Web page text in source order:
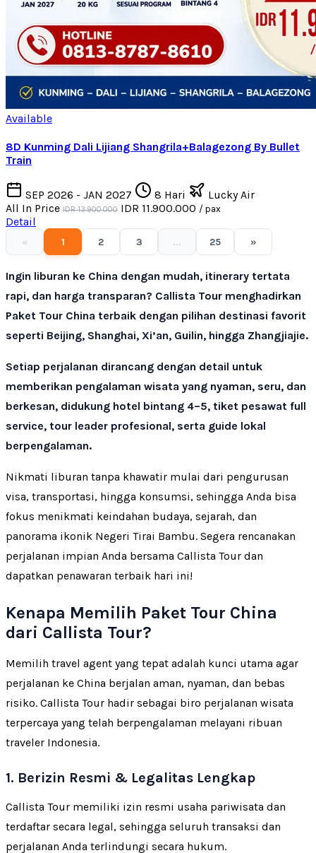
Available
8D Kunming Dali Lijiang Shangrila+Balagezong By Bullet
Train
SEP 2026 - JAN 2027 8 Hari
Lucky Air
All In Price IDR 13.900.000 IDR 11.900.000 / pax
Detail
« 1 2 3 ... 25 »
Ingin liburan ke China dengan mudah, itinerary tertata
rapi, dan harga transparan? Callista Tour menghadirkan
Paket Tour China terbaik dengan pilihan destinasi favorit
seperti Beijing, Shanghai, Xi’an, Guilin, hingga Zhangjiajie.
Setiap perjalanan dirancang dengan detail untuk
memberikan pengalaman wisata yang nyaman, seru, dan
berkesan, didukung hotel bintang 4–5, tiket pesawat full
service, tour leader profesional, serta guide lokal
berpengalaman.
Nikmati liburan tanpa khawatir mulai dari pengurusan
visa, transportasi, hingga konsumsi, sehingga Anda bisa
fokus menikmati keindahan budaya, sejarah, dan
panorama ikonik Negeri Tirai Bambu. Segera rencanakan
perjalanan impian Anda bersama Callista Tour dan
dapatkan penawaran terbaik hari ini!
Kenapa Memilih Paket Tour China
dari Callista Tour?
Memilih travel agent yang tepat adalah kunci utama agar
perjalanan ke China berjalan aman, nyaman, dan bebas
risiko. Callista Tour hadir sebagai biro perjalanan wisata
terpercaya yang telah berpengalaman melayani ribuan
traveler Indonesia.
1. Berizin Resmi & Legalitas Lengkap
Callista Tour memiliki izin resmi usaha pariwisata dan
terdaftar secara legal, sehingga seluruh transaksi dan
perjalanan Anda terlindungi secara hukum.